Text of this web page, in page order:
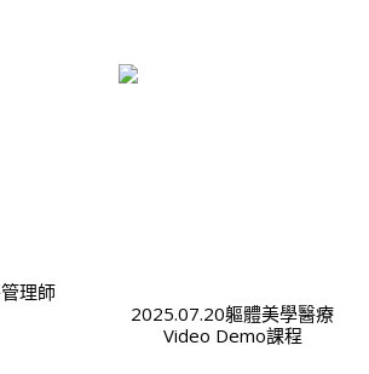
理師
2025.07.20軀體美學醫療
Video Demo課程